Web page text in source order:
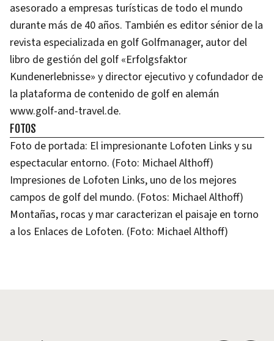
asesorado a empresas turísticas de todo el mundo
durante más de 40 años. También es editor sénior de la
revista especializada en golf Golfmanager, autor del
libro de gestión del golf «Erfolgsfaktor
Kundenerlebnisse» y director ejecutivo y cofundador de
la plataforma de contenido de golf en alemán
www.golf-and-travel.de.
FOTOS
Foto de portada: El impresionante Lofoten Links y su
espectacular entorno. (Foto: Michael Althoff)
Impresiones de Lofoten Links, uno de los mejores
campos de golf del mundo. (Fotos: Michael Althoff)
Montañas, rocas y mar caracterizan el paisaje en torno
a los Enlaces de Lofoten. (Foto: Michael Althoff)